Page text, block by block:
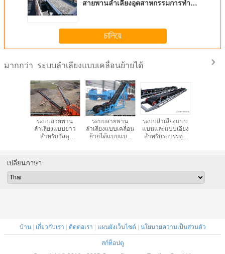
สายพานลำเลียงอุตสาหกรรมการทำ
চালিয়ে
มากกว่า ระบบลำเลียงแบบเคลื่อนย้ายได้
ระบบสายพาน
ลำเลียงแบบยาว
สำหรับวัสดุ
ระบบสายพาน
ลำเลียงแบบเคลื่อน
ย้ายได้แบบแบน
ระบบลำเลียงแบบ
แบนและแบบเอียง
สำหรับรถบรรทุก
คอนเท
เปลี่ยนภาษา
บ้าน| เกี่ยวกับเรา | ติดต่อเรา | แผนผังเว็บไซต์ | นโยบายความเป็นส่วนตัว
สก์ท็อปดู